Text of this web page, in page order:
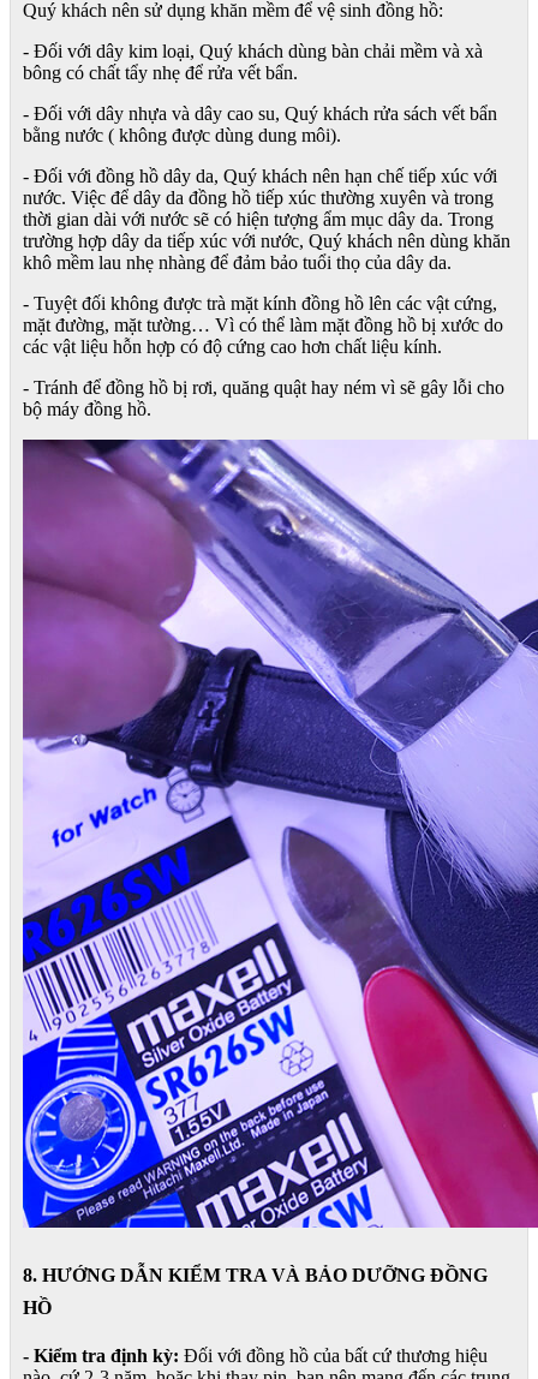
Quý khách nên sử dụng khăn mềm để vệ sinh đồng hồ:
- Đối với dây kim loại, Quý khách dùng bàn chải mềm và xà
bông có chất tẩy nhẹ để rửa vết bẩn.
- Đối với dây nhựa và dây cao su, Quý khách rửa sách vết bẩn
bằng nước ( không được dùng dung môi).
- Đối với đồng hồ dây da, Quý khách nên hạn chế tiếp xúc với
nước. Việc để dây da đồng hồ tiếp xúc thường xuyên và trong
thời gian dài với nước sẽ có hiện tượng ẩm mục dây da. Trong
trường hợp dây da tiếp xúc với nước, Quý khách nên dùng khăn
khô mềm lau nhẹ nhàng để đảm bảo tuổi thọ của dây da.
- Tuyệt đối không được trà mặt kính đồng hồ lên các vật cứng,
mặt đường, mặt tường… Vì có thể làm mặt đồng hồ bị xước do
các vật liệu hỗn hợp có độ cứng cao hơn chất liệu kính.
- Tránh để đồng hồ bị rơi, quăng quật hay ném vì sẽ gây lỗi cho
bộ máy đồng hồ.
8. HƯỚNG DẪN KIỂM TRA VÀ BẢO DƯỠNG ĐỒNG
HỒ
- Kiểm tra định kỳ: Đối với đồng hồ của bất cứ thương hiệu